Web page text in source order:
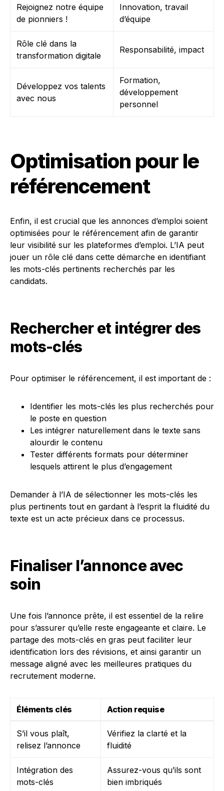
Rejoignez notre équipe
de pionniers !
Innovation, travail
d’équipe
Rôle clé dans la
transformation digitale
Responsabilité, impact
Développez vos talents
avec nous
Formation,
développement
personnel
Optimisation pour le
référencement
Enfin, il est crucial que les annonces d’emploi soient
optimisées pour le référencement afin de garantir
leur visibilité sur les plateformes d’emploi. L’IA peut
jouer un rôle clé dans cette démarche en identifiant
les mots-clés pertinents recherchés par les
candidats.
Rechercher et intégrer des
mots-clés
Pour optimiser le référencement, il est important de :
Identifier les mots-clés les plus recherchés pour
le poste en question
Les intégrer naturellement dans le texte sans
alourdir le contenu
Tester différents formats pour déterminer
lesquels attirent le plus d’engagement
Demander à l’IA de sélectionner les mots-clés les
plus pertinents tout en gardant à l’esprit la fluidité du
texte est un acte précieux dans ce processus.
Finaliser l’annonce avec
soin
Une fois l’annonce prête, il est essentiel de la relire
pour s’assurer qu’elle reste engageante et claire. Le
partage des mots-clés en gras peut faciliter leur
identification lors des révisions, et ainsi garantir un
message aligné avec les meilleures pratiques du
recrutement moderne.
Éléments clés Action requise
S’il vous plaît,
relisez l’annonce
Vérifiez la clarté et la
fluidité
Intégration des
mots-clés
Assurez-vous qu’ils sont
bien imbriqués